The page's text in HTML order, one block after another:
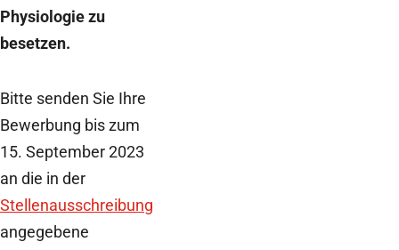
Physiologie zu
besetzen.
Bitte senden Sie Ihre
Bewerbung bis zum
15. September 2023
an die in der
Stellenausschreibung
angegebene